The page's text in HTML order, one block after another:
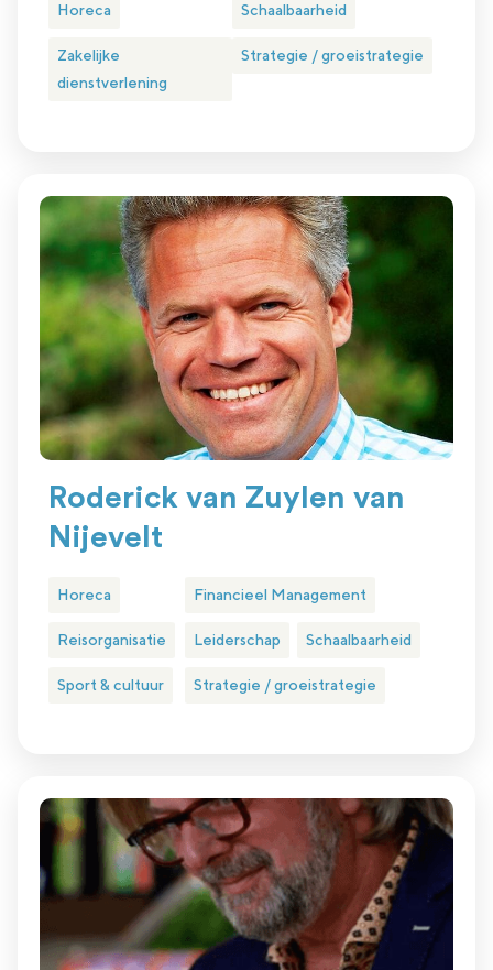
Horeca
Zakelijke
dienstverlening
Schaalbaarheid
Strategie / groeistrategie
Roderick van Zuylen van
Nijevelt
Horeca
Reisorganisatie
Sport & cultuur
Financieel Management
Leiderschap Schaalbaarheid
Strategie / groeistrategie